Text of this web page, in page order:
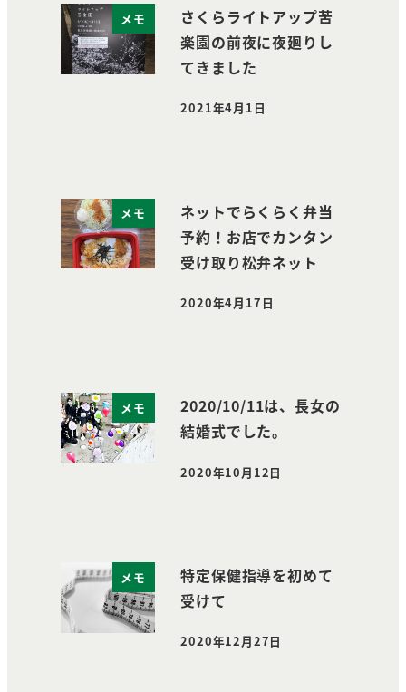
メモ
さくらライトアップ苦
楽園の前夜に夜廻りし
てきました
投稿日
2021年4月1日
メモ
ネットでらくらく弁当
予約！お店でカンタン
受け取り松弁ネット
投稿日
2020年4月17日
メモ
2020/10/11は、長女の
結婚式でした。
投稿日
2020年10月12日
メモ
特定保健指導を初めて
受けて
投稿日
2020年12月27日